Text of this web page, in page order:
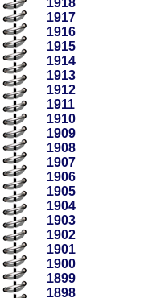
1918
1917
1916
1915
1914
1913
1912
1911
1910
1909
1908
1907
1906
1905
1904
1903
1902
1901
1900
1899
1898